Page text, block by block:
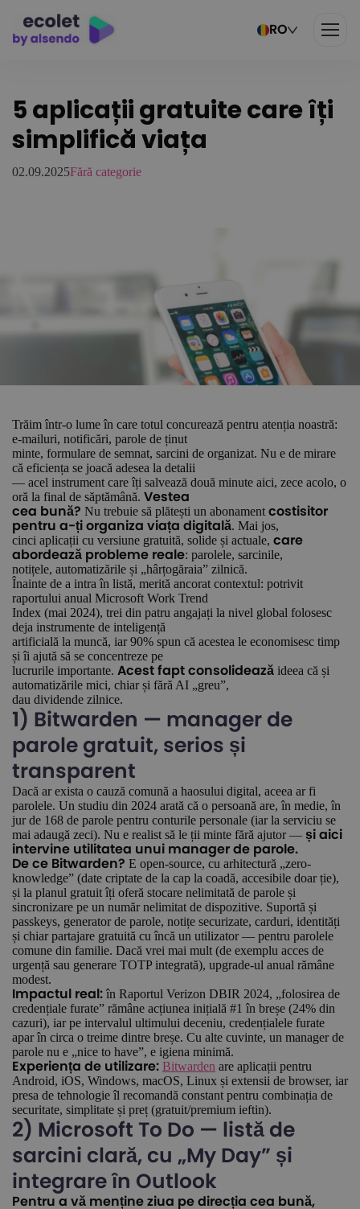
RO
5 aplicații gratuite care îți
simplifică viața
02.09.2025Fără categorie
Trăim într-o lume în care totul concurează pentru atenția noastră:
e-mailuri, notificări, parole de ținut
minte, formulare de semnat, sarcini de organizat. Nu e de mirare
că eficiența se joacă adesea la detalii
— acel instrument care îți salvează două minute aici, zece acolo, o
oră la final de săptămână. Vestea
cea bună? Nu trebuie să plătești un abonament costisitor
pentru a-ți organiza viața digitală. Mai jos,
cinci aplicații cu versiune gratuită, solide și actuale, care
abordează probleme reale: parolele, sarcinile,
notițele, automatizările și „hârțogăraia” zilnică.
Înainte de a intra în listă, merită ancorat contextul: potrivit
raportului anual Microsoft Work Trend
Index (mai 2024), trei din patru angajați la nivel global folosesc
deja instrumente de inteligență
artificială la muncă, iar 90% spun că acestea le economisesc timp
și îi ajută să se concentreze pe
lucrurile importante. Acest fapt consolidează ideea că și
automatizările mici, chiar și fără AI „greu”,
dau dividende zilnice.
1) Bitwarden — manager de
parole gratuit, serios și
transparent
Dacă ar exista o cauză comună a haosului digital, aceea ar fi
parolele. Un studiu din 2024 arată că o persoană are, în medie, în
jur de 168 de parole pentru conturile personale (iar la serviciu se
mai adaugă zeci). Nu e realist să le ții minte fără ajutor — și aici
intervine utilitatea unui manager de parole.
De ce Bitwarden? E open-source, cu arhitectură „zero-
knowledge” (date criptate de la cap la coadă, accesibile doar ție),
și la planul gratuit îți oferă stocare nelimitată de parole și
sincronizare pe un număr nelimitat de dispozitive. Suportă și
passkeys, generator de parole, notițe securizate, carduri, identități
și chiar partajare gratuită cu încă un utilizator — pentru parolele
comune din familie. Dacă vrei mai mult (de exemplu acces de
urgență sau generare TOTP integrată), upgrade-ul anual rămâne
modest.
Impactul real: în Raportul Verizon DBIR 2024, „folosirea de
credențiale furate” rămâne acțiunea inițială #1 în breșe (24% din
cazuri), iar pe intervalul ultimului deceniu, credențialele furate
apar în circa o treime dintre breșe. Cu alte cuvinte, un manager de
parole nu e „nice to have”, e igiena minimă.
Experiența de utilizare: Bitwarden are aplicații pentru
Android, iOS, Windows, macOS, Linux și extensii de browser, iar
presa de tehnologie îl recomandă constant pentru combinația de
securitate, simplitate și preț (gratuit/premium ieftin).
2) Microsoft To Do — listă de
sarcini clară, cu „My Day” și
integrare în Outlook
Pentru a vă menține ziua pe direcția cea bună,